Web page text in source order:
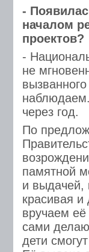
-
началом
проектов?
-
не
через год.
По
памятной
и выдачей,
красивая
вручаем
сами
дети